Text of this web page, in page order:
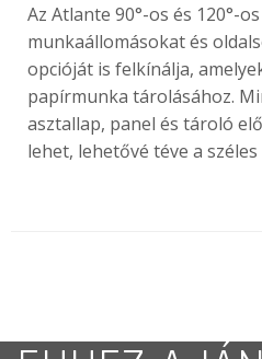
Az Atlante 90°-os és 120°-
munkaállomásokat és
opcióját is felkínálja,
papírmunka tárolásához.
asztallap, panel és tároló
lehet, lehetővé téve a